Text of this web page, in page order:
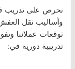
نحرص على تدريب
وأساليب نقل
توقعات عملائنا
تدريبية دورية في: